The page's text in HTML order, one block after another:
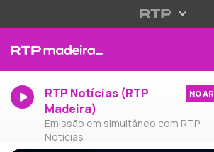
RTP Notícias (RTP
Madeira)
Emissão em simultâneo com RTP
Notícias
NO AR